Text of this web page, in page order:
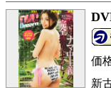
価
新